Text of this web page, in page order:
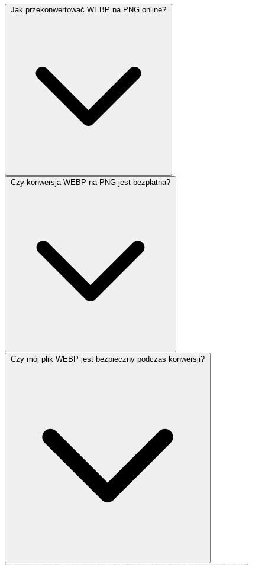
Jak przekonwertować WEBP na PNG online?
Czy konwersja WEBP na PNG jest bezpłatna?
Czy mój plik WEBP jest bezpieczny podczas konwersji?